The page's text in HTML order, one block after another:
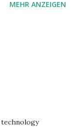
gefunden,
MEHR ANZEIGEN